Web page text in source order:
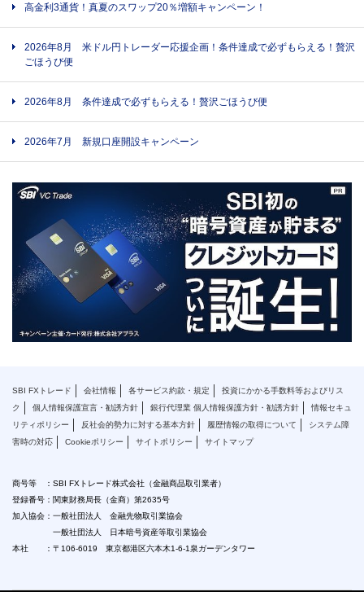
高金利3通貨！真夏のスワップ20％増額キャンペーン！
2026年8月 米ドル円トレーダー応援企画！条件達成で必ずもらえる！贅沢
ごほうび便
2026年8月 条件達成で必ずもらえる！贅沢ごほうび便
2026年7月 新規口座開設キャンペーン
SBI FXトレード 会社情報 各サービス約款・規定
投資にかかる手数料等およびリス
ク
個人情報保護宣言・勧誘方針 銀行代理業 個人情報保護方針・勧誘方針
情報セキュ
リティポリシー
反社会的勢力に対する基本方針 履歴情報の取得について
システム障
害時の対応
Cookieポリシー サイトポリシー サイトマップ
商号等 ：SBI FXトレード株式会社（金融商品取引業者）
登録番号：関東財務局長（金商）第2635号
加入協会：一般社団法人 金融先物取引業協会
一般社団法人 日本暗号資産等取引業協会
本社 ：〒106-6019 東京都港区六本木1-6-1泉ガーデンタワー